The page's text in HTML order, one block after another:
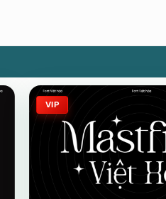
VIP